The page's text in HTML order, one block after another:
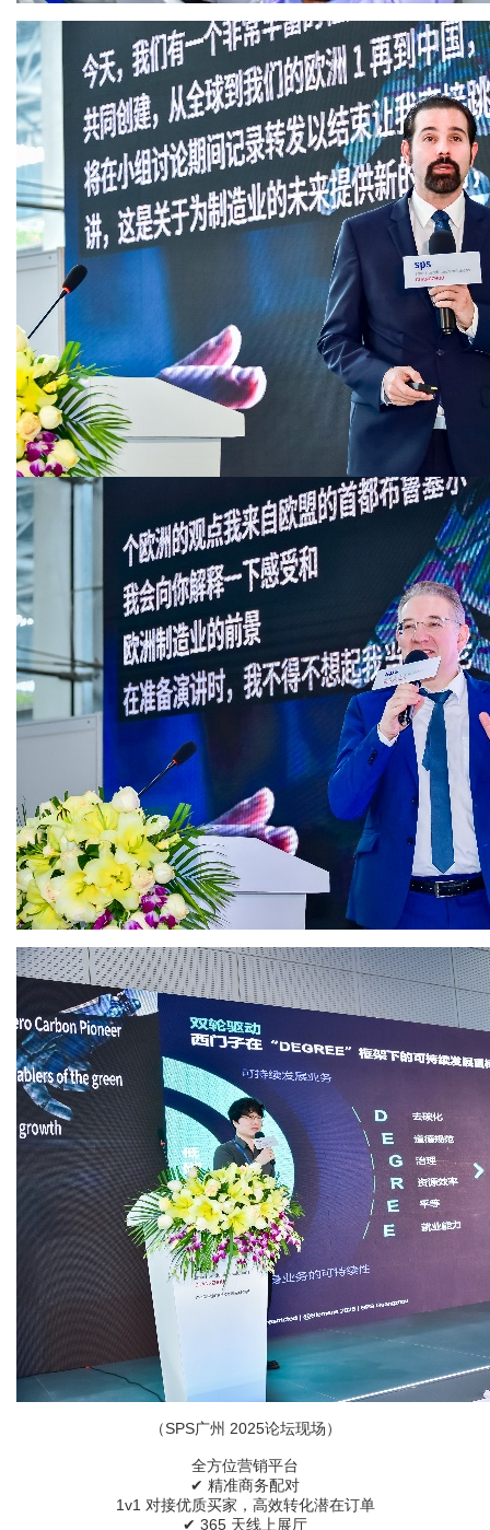
（SPS广州 2025论坛现场）
全方位营销平台
✔ 精准商务配对
1v1 对接优质买家，高效转化潜在订单
✔ 365 天线上展厅